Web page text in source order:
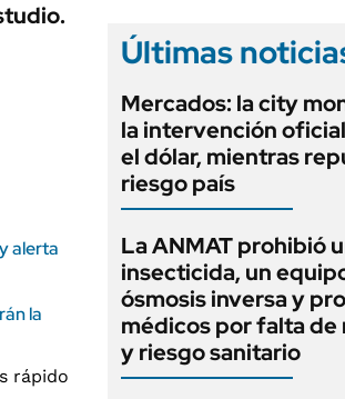
alerta
la
Últimas
Mercados: la city
la intervención
el dólar, mientras
riesgo país
La ANMAT prohibió
insecticida, un
ósmosis inversa y
médicos por falta
y riesgo sanitario